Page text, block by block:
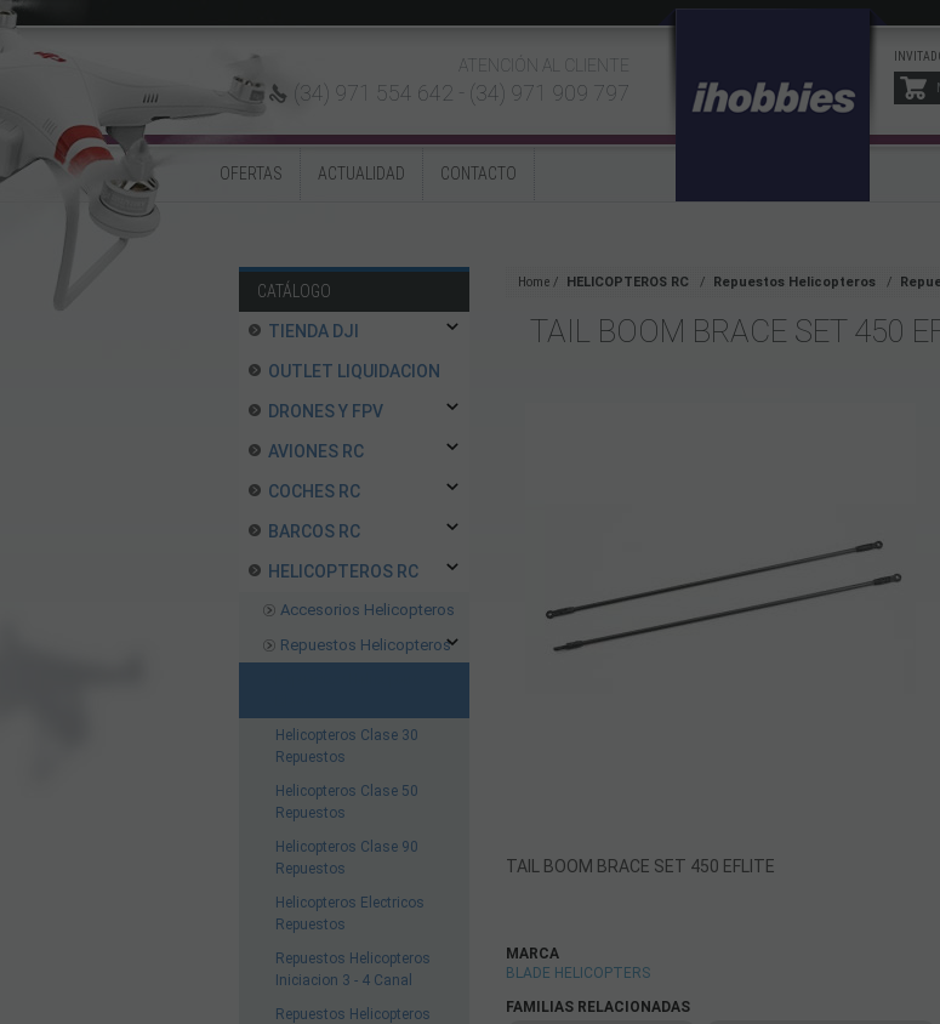
ATENCIÓN AL CLIENTE
(34) 971 554 642 - (34) 971 909 797
OFERTAS ACTUALIDAD CONTACTO
CATÁLOGO
TIENDA DJI
OUTLET LIQUIDACION
DRONES Y FPV
AVIONES RC
COCHES RC
BARCOS RC
HELICOPTEROS RC
Accesorios Helicopteros
Repuestos Helicopteros
Helicopteros Clase 30
Repuestos
Helicopteros Clase 50
Repuestos
Helicopteros Clase 90
Repuestos
Helicopteros Electricos
Repuestos
Repuestos Helicopteros
Iniciacion 3 - 4 Canal
Repuestos Helicopteros
Home HELICOPTEROS RC Repuestos Helicopteros
TAIL BOOM BRACE SET 450
TAIL BOOM BRACE SET 450 EFLITE
MARCA
BLADE HELICOPTERS
FAMILIAS RELACIONADAS